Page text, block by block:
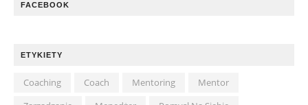
FACEBOOK
ETYKIETY
Coaching Coach Mentoring
Mentor